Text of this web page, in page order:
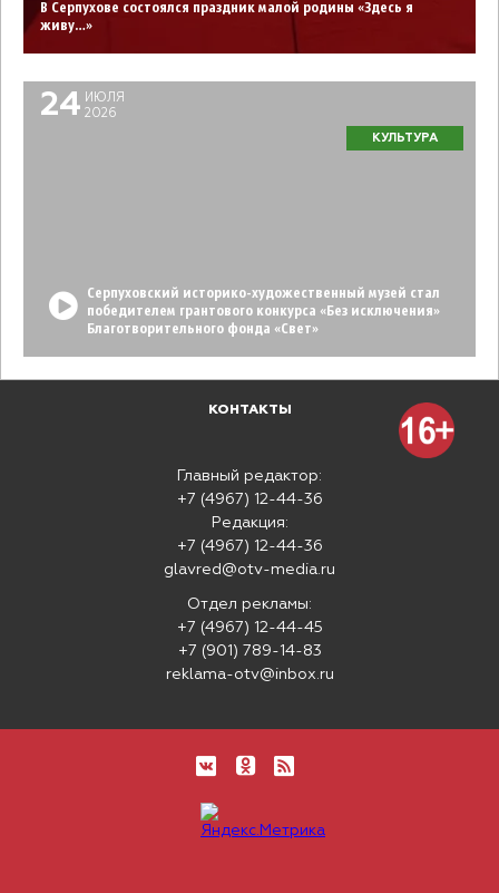
В Серпухове состоялся праздник малой родины «Здесь я
живу…»
24 ИЮЛЯ
2026
КУЛЬТУРА
Серпуховский историко-художественный музей стал
победителем грантового конкурса «Без исключения»
Благотворительного фонда «Свет»
КОНТАКТЫ
Главный редактор:
+7 (4967) 12-44-36
Редакция:
+7 (4967) 12-44-36
glavred@otv-media.ru
Отдел рекламы:
+7 (4967) 12-44-45
+7 (901) 789-14-83
reklama-otv@inbox.ru